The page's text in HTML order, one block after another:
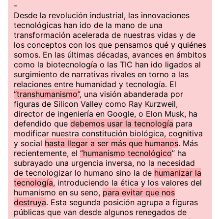
-
Desde la revolución industrial, las innovaciones
tecnológicas han ido de la mano de una
transformación acelerada de nuestras vidas y de
los conceptos con los que pensamos qué y quiénes
somos. En las últimas décadas, avances en ámbitos
como la biotecnología o las TIC han ido ligados al
surgimiento de narrativas rivales en torno a las
relaciones entre humanidad y tecnología. El
“transhumanismo”, una visión abanderada por
figuras de Silicon Valley como Ray Kurzweil,
director de ingeniería en Google, o Elon Musk, ha
defendido que debemos usar la tecnología para
modificar nuestra constitución biológica, cognitiva
y social hasta llegar a ser más que humanos. Más
recientemente, el “humanismo tecnológico” ha
subrayado una urgencia inversa, no la necesidad
de tecnologizar lo humano sino la de humanizar la
tecnología, introduciendo la ética y los valores del
humanismo en su seno, para evitar que nos
destruya. Esta segunda posición agrupa a figuras
públicas que van desde algunos renegados de